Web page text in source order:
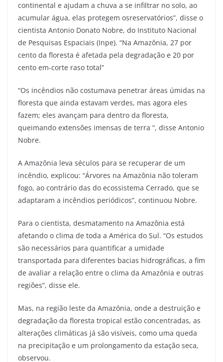
continental e ajudam a chuva a se infiltrar no solo, ao
acumular água, elas protegem osreservatórios”, disse o
cientista Antonio Donato Nobre, do Instituto Nacional
de Pesquisas Espaciais (Inpe). “Na Amazônia, 27 por
cento da floresta é afetada pela degradação e 20 por
cento em-corte raso total”
“Os incêndios não costumava penetrar áreas úmidas na
floresta que ainda estavam verdes, mas agora eles
fazem; eles avançam para dentro da floresta,
queimando extensões imensas de terra “, disse Antonio
Nobre.
A Amazônia leva séculos para se recuperar de um
incêndio, explicou: “Árvores na Amazônia não toleram
fogo, ao contrário das do ecossistema Cerrado, que se
adaptaram a incêndios periódicos”, continuou Nobre.
Para o cientista, desmatamento na Amazônia está
afetando o clima de toda a América do Sul. “Os estudos
são necessários para quantificar a umidade
transportada para diferentes bacias hidrográficas, a fim
de avaliar a relação entre o clima da Amazônia e outras
regiões”, disse ele.
Mas, na região leste da Amazônia, onde a destruição e
degradação da floresta tropical estão concentradas, as
alterações climáticas já são visíveis, como uma queda
na precipitação e um prolongamento da estação seca,
observou.